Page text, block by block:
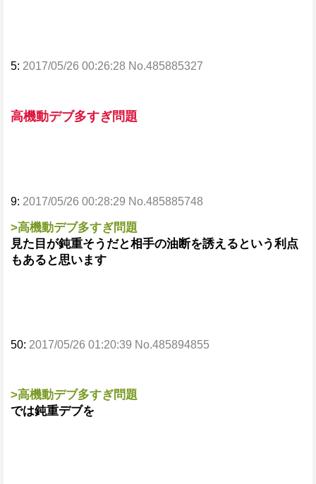
5: 2017/05/26 00:26:28 No.485885327
高機動デブ多すぎ問題
9: 2017/05/26 00:28:29 No.485885748
>高機動デブ多すぎ問題
見た目が鈍重そうだと相手の油断を誘えるという利点
もあると思います
50: 2017/05/26 01:20:39 No.485894855
>高機動デブ多すぎ問題
では鈍重デブを